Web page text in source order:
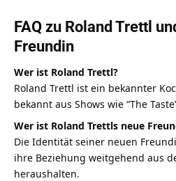
FAQ zu Roland Trettl
Freundin
Wer ist Roland Trettl?
Roland Trettl ist ein bekannter
bekannt aus Shows wie “The
Wer ist Roland Trettls neue
Die Identität seiner neuen
ihre Beziehung weitgehend aus
heraushalten.